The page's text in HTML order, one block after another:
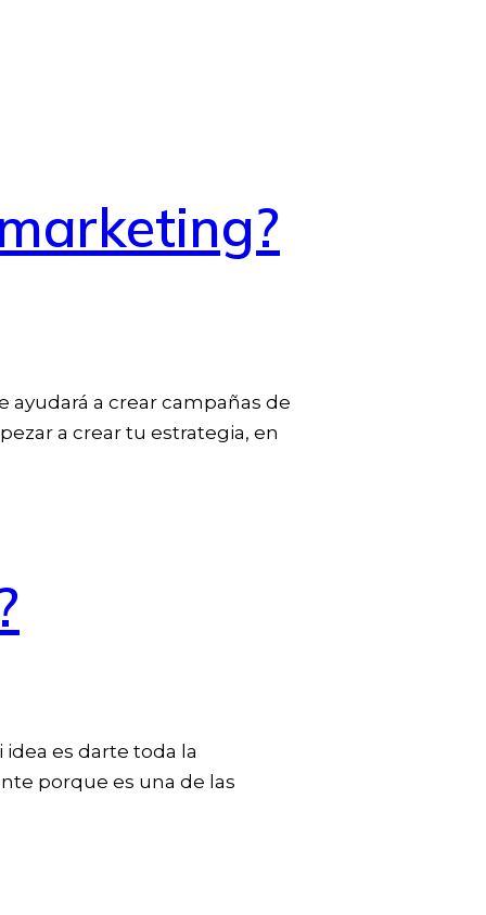
a crear campañas de
a crear tu estrategia, en
es darte toda la
porque es una de las